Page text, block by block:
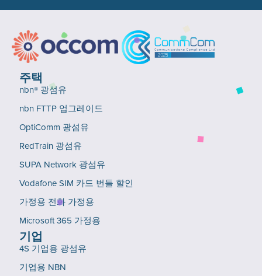
주택
nbn® 광섬유
nbn FTTP 업그레이드
OptiComm 광섬유
RedTrain 광섬유
SUPA Network 광섬유
Vodafone SIM 카드 번들 할인
가정용 전화 가정용
Microsoft 365 가정용
기업
4S 기업용 광섬유
기업용 NBN